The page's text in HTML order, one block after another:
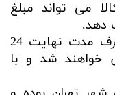
می تواند مبلغ
دهد.
5 . تمامی سفارشات داخل سایت ظرف مدت نهایت 24
خواهند شد و با